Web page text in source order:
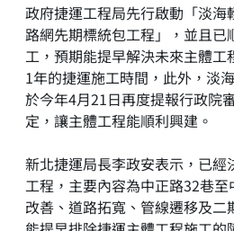
政府捷運工程局先行啟動「淡海
路網先期標統包工程」，並且已
工，預期能提早解決未來主體工
1年的捷運施工時間，此外，淡
於今年4月21日再度提報行政院
定，讓主體工程能順利興建。
新北捷運局長李政安表示，已
工程，主要內容為中正路32巷
改善、道路拓寬、管線遷移及二